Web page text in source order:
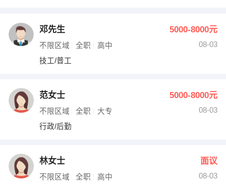
邓先生 5000-8000元
不限区域 全职 高中
08-03
技工/普工
范女士 5000-8000元
不限区域 全职 大专
08-03
行政/后勤
林女士 面议
不限区域 全职 高中
08-03